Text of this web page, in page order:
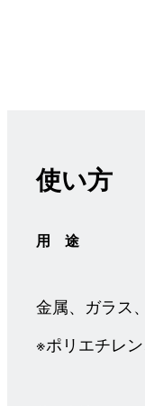
使い方
用 途
金属、ガラス
※ポリエチレ